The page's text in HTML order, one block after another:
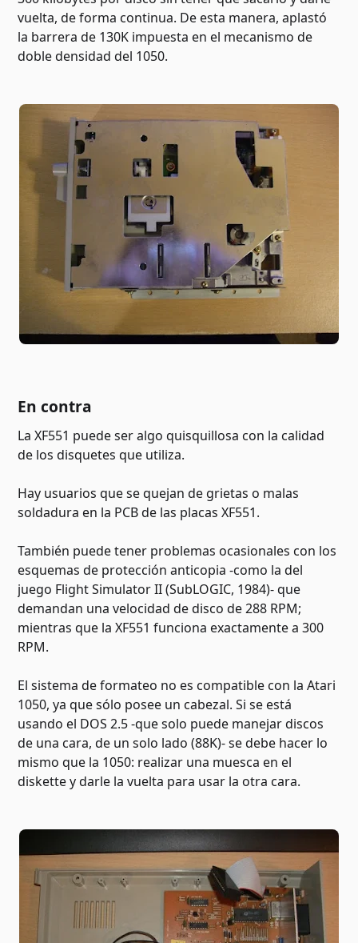
vuelta, de forma continua. De esta manera, aplastó
la barrera de 130K impuesta en el mecanismo de
doble densidad del 1050.
En contra
La XF551 puede ser algo quisquillosa con la calidad
de los disquetes que utiliza.
Hay usuarios que se quejan de grietas o malas
soldadura en la PCB de las placas XF551.
También puede tener problemas ocasionales con los
esquemas de protección anticopia -como la del
juego Flight Simulator II (SubLOGIC, 1984)- que
demandan una velocidad de disco de 288 RPM;
mientras que la XF551 funciona exactamente a 300
RPM.
El sistema de formateo no es compatible con la Atari
1050, ya que sólo posee un cabezal. Si se está
usando el DOS 2.5 -que solo puede manejar discos
de una cara, de un solo lado (88K)- se debe hacer lo
mismo que la 1050: realizar una muesca en el
diskette y darle la vuelta para usar la otra cara.